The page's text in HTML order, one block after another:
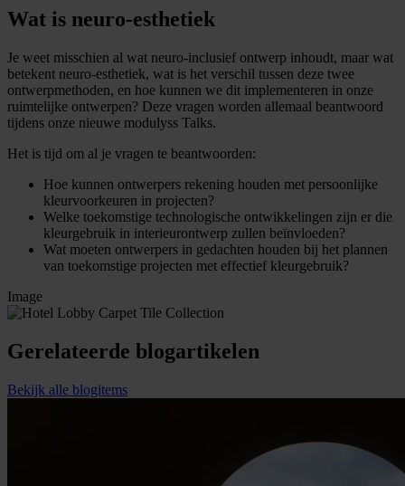
Wat is neuro-esthetiek
Je weet misschien al wat neuro-inclusief ontwerp inhoudt, maar wat
betekent neuro-esthetiek, wat is het verschil tussen deze twee
ontwerpmethoden, en hoe kunnen we dit implementeren in onze
ruimtelijke ontwerpen? Deze vragen worden allemaal beantwoord
tijdens onze nieuwe modulyss Talks.
Het is tijd om al je vragen te beantwoorden:
Hoe kunnen ontwerpers rekening houden met persoonlijke
kleurvoorkeuren in projecten?
Welke toekomstige technologische ontwikkelingen zijn er die
kleurgebruik in interieurontwerp zullen beïnvloeden?
Wat moeten ontwerpers in gedachten houden bij het plannen
van toekomstige projecten met effectief kleurgebruik?
Image
Gerelateerde blogartikelen
Bekijk alle blogitems